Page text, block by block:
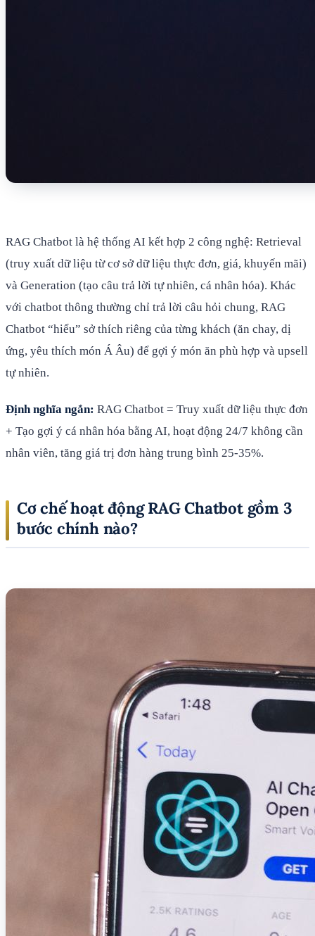
RAG Chatbot là hệ thống AI kết hợp 2 công nghệ: Retrieval
(truy xuất dữ liệu từ cơ sở dữ liệu thực đơn, giá, khuyến mãi)
và Generation (tạo câu trả lời tự nhiên, cá nhân hóa). Khác
với chatbot thông thường chỉ trả lời câu hỏi chung, RAG
Chatbot “hiểu” sở thích riêng của từng khách (ăn chay, dị
ứng, yêu thích món Á Âu) để gợi ý món ăn phù hợp và upsell
tự nhiên.
Định nghĩa ngắn: RAG Chatbot = Truy xuất dữ liệu thực đơn
+ Tạo gợi ý cá nhân hóa bằng AI, hoạt động 24/7 không cần
nhân viên, tăng giá trị đơn hàng trung bình 25-35%.
Cơ chế hoạt động RAG Chatbot gồm 3
bước chính nào?